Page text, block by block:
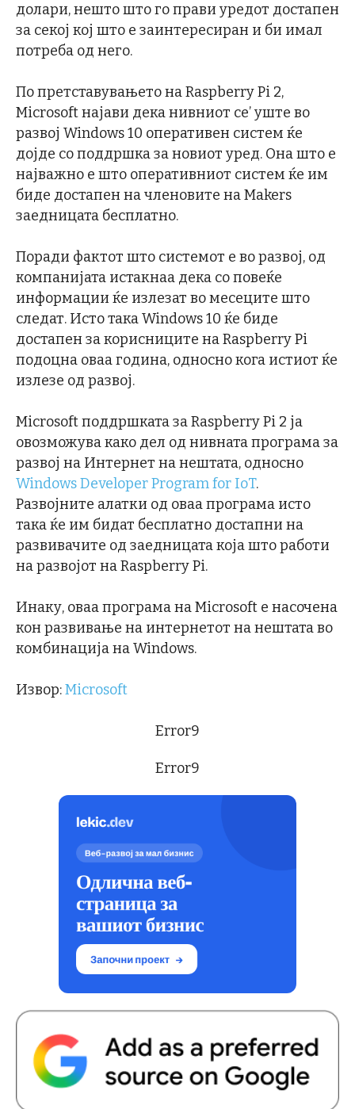
долари, нешто што го прави уредот достапен
за секој кој што е заинтересиран и би имал
потреба од него.
По претставувањето на Raspberry Pi 2,
Microsoft најави дека нивниот се’ уште во
развој Windows 10 оперативен систем ќе
дојде со поддршка за новиот уред. Она што е
најважно е што оперативниот систем ќе им
биде достапен на членовите на Makers
заедницата бесплатно.
Поради фактот што системот е во развој, од
компанијата истакнаа дека со повеќе
информации ќе излезат во месеците што
следат. Исто така Windows 10 ќе биде
достапен за корисниците на Raspberry Pi
подоцна оваа година, односно кога истиот ќе
излезе од развој.
Microsoft поддршката за Raspberry Pi 2 ја
овозможува како дел од нивната програма за
развој на Интернет на нештата, односно
Windows Developer Program for IoT.
Развојните алатки од оваа програма исто
така ќе им бидат бесплатно достапни на
развивачите од заедницата која што работи
на развојот на Raspberry Pi.
Инаку, оваа програма на Microsoft е насочена
кон развивање на интернетот на нештата во
комбинација на Windows.
Извор:Microsoft
Error9
Error9